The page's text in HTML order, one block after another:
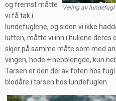
Veiing av lundefugl
og fremst måtte
vi få tak i
lundefuglene, og siden vi ikke
luften, måtte vi inn i hullene deres
skjer på samme måte som med
vingen, hode + nebblengde, kun
Tarsen er den del av foten hos
blodåre i tarsen hos lundefuglen.